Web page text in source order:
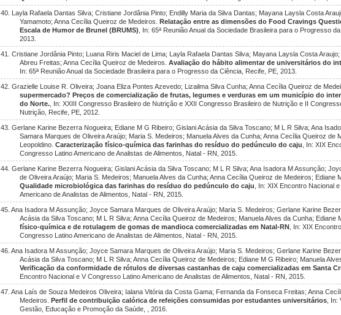
40. Layla Rafaela Dantas Silva; Cristiane Jordânia Pinto; Endilly Maria da Silva Dantas; Mayana Laysla Costa
Yamamoto; Anna Cecília Queiroz de Medeiros.Relatação entre as dimensões do Food Cravings
Escala de Humor de Brunel (BRUMS)
, In: 65ª Reunião Anual da Sociedade Brasileira para o Progresso
2013.
41. Cristiane Jordânia Pinto; Luana Riris Maciel de Lima; Layla Rafaela Dantas Silva; Mayana Laysla Costa
Abreu Freitas; Anna Cecília Queiroz de Medeiros.Avaliação do hábito alimentar de universitários do
In: 65ª Reunião Anual da Sociedade Brasileira para o Progresso da Ciência, Recife, PE, 2013.
42. Grazielle Louise R. Oliveira; Joana Eliza Pontes Azevedo; Lizailma Silva Cunha; Anna Cecília Queiroz de
supermercado? Preços de comercialização de frutas, legumes e verduras em um município do
do Norte. , In: XXIII Congresso Brasileiro de Nutrição e XXII Congresso Brasileiro de Nutrição e II
Nutrição, Recife, PE, 2012.
43. Gerlane Karine Bezerra Nogueira; Ediane M G Ribeiro; Gislani Acásia da Silva Toscano; M L R Silva; Ana
Samara Marques de Oliveira Araújo; Maria S. Medeiros; Manuela Alves da Cunha; Anna Cecília Queiroz de
Leopoldino.Caracterização físico-química das farinhas do resíduo do pedúnculo do caju
, In: XIX
Congresso Latino Americano de Analistas de Alimentos, Natal - RN, 2015.
44. Gerlane Karine Bezerra Nogueira; Gislani Acásia da Silva Toscano; M L R Silva; Ana Isadora M Assunção;
de Oliveira Araújo; Maria S. Medeiros; Manuela Alves da Cunha; Anna Cecília Queiroz de Medeiros; Ediane
Qualidade microbiológica das farinhas do resíduo do pedúnculo do caju
, In: XIX Encontro Nacional
Americano de Analistas de Alimentos, Natal - RN, 2015.
45. Ana Isadora M Assunção; Joyce Samara Marques de Oliveira Araújo; Maria S. Medeiros; Gerlane Karine
Acásia da Silva Toscano; M L R Silva; Anna Cecília Queiroz de Medeiros; Manuela Alves da Cunha; Ediane
físico-química e de rotulagem de gomas de mandioca comercializadas em Natal-RN , In: XIX
Congresso Latino Americano de Analistas de Alimentos, Natal - RN, 2015.
46. Ana Isadora M Assunção; Joyce Samara Marques de Oliveira Araújo; Maria S. Medeiros; Gerlane Karine
Acásia da Silva Toscano; M L R Silva; Anna Cecília Queiroz de Medeiros; Ediane M G Ribeiro; Manuela
Verificação da conformidade de rótulos de diversas castanhas de caju comercializadas em Santa
Encontro Nacional e V Congresso Latino Americano de Analistas de Alimentos, Natal - RN, 2015.
47. Ana Laís de Souza Medeiros Oliveira; Ialana Vitória da Costa Gama; Fernanda da Fonseca Freitas; Anna
Medeiros.Perfil de contribuição calórica de refeições consumidas por estudantes universitários ,
Gestão, Educação e Promoção da Saúde, , 2016.